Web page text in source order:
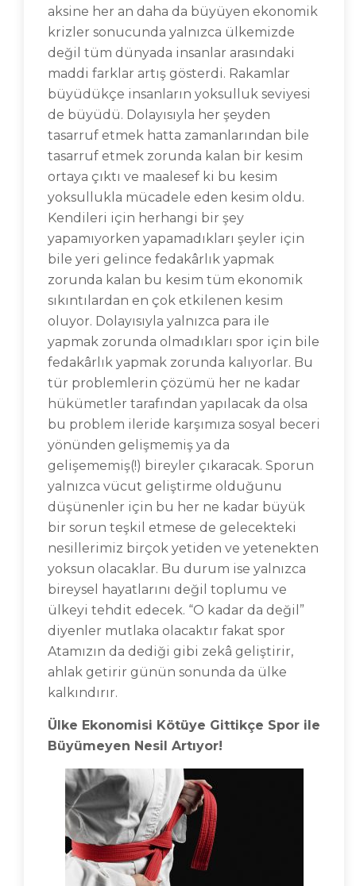
aksine her an daha da büyüyen ekonomik
krizler sonucunda yalnızca ülkemizde
değil tüm dünyada insanlar arasındaki
maddi farklar artış gösterdi. Rakamlar
büyüdükçe insanların yoksulluk seviyesi
de büyüdü. Dolayısıyla her şeyden
tasarruf etmek hatta zamanlarından bile
tasarruf etmek zorunda kalan bir kesim
ortaya çıktı ve maalesef ki bu kesim
yoksullukla mücadele eden kesim oldu.
Kendileri için herhangi bir şey
yapamıyorken yapamadıkları şeyler için
bile yeri gelince fedakârlık yapmak
zorunda kalan bu kesim tüm ekonomik
sıkıntılardan en çok etkilenen kesim
oluyor. Dolayısıyla yalnızca para ile
yapmak zorunda olmadıkları spor için bile
fedakârlık yapmak zorunda kalıyorlar. Bu
tür problemlerin çözümü her ne kadar
hükümetler tarafından yapılacak da olsa
bu problem ileride karşımıza sosyal beceri
yönünden gelişmemiş ya da
gelişememiş(!) bireyler çıkaracak. Sporun
yalnızca vücut geliştirme olduğunu
düşünenler için bu her ne kadar büyük
bir sorun teşkil etmese de gelecekteki
nesillerimiz birçok yetiden ve yetenekten
yoksun olacaklar. Bu durum ise yalnızca
bireysel hayatlarını değil toplumu ve
ülkeyi tehdit edecek. “O kadar da değil”
diyenler mutlaka olacaktır fakat spor
Atamızın da dediği gibi zekâ geliştirir,
ahlak getirir günün sonunda da ülke
kalkındırır.
Ülke Ekonomisi Kötüye Gittikçe Spor ile
Büyümeyen Nesil Artıyor!